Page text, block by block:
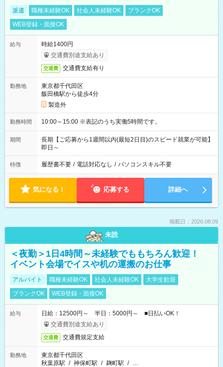
派遣 職種未経験OK 社会人未経験OK
ブランクOK
WEB登録・面接OK
給与
時給1400円
交通費別途支給あり
交通費 交通費支給有り
勤務地
東京都千代田区
飯田橋駅から徒歩4分
製造外
勤務時間 10:00～15:00 ※表記のうち実働5時間です。
期間
長期【ご応募から1週間以内(最短2日目)のスピード就業が可能】
即日～
特徴 履歴書不要 / 電話対応なし / パソコンスキル不要
気になる！ 応募する 詳細へ
掲載日：2026.08.09
未読
＜夜勤＞1日4時間～未経験でももちろん歓迎！
イベント会場でイスや机の運搬のお仕事
アルバイト 職種未経験OK 社会人未経験OK
大学生歓迎
ブランクOK
WEB登録・面接OK
給与
日給：12500円～ 半日：5000円～ ■日払いOK！
交通費別途支給あり
交通費 交通費規定支給
勤務地
東京都千代田区
秋葉原駅 / 神保町駅 / 麹町駅 / …